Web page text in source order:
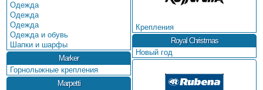
Одежда
Одежда
Одежда
Одежда и обувь
Шапки и шарфы
Marker
Горнолыжные крепления
Marpetti
Крепления
Royal Christmas
Новый год